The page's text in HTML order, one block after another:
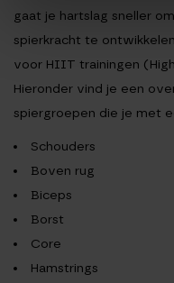
gaat je hartslag sneller
spierkracht te
voor HIIT trainingen
Hieronder vind je een
spiergroepen die je met
Schouders
Boven rug
Biceps
Borst
Core
Hamstrings